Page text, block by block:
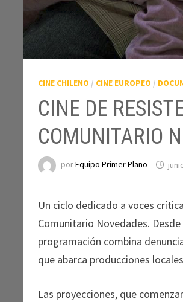
CINE CHILENO / CINE EUROPEO /
CINE DE
COMUNITARIO
porEquipo Primer Plano
Un ciclo dedicado a voces
Comunitario Novedades.
programación combina
que abarca producciones
Las proyecciones, que